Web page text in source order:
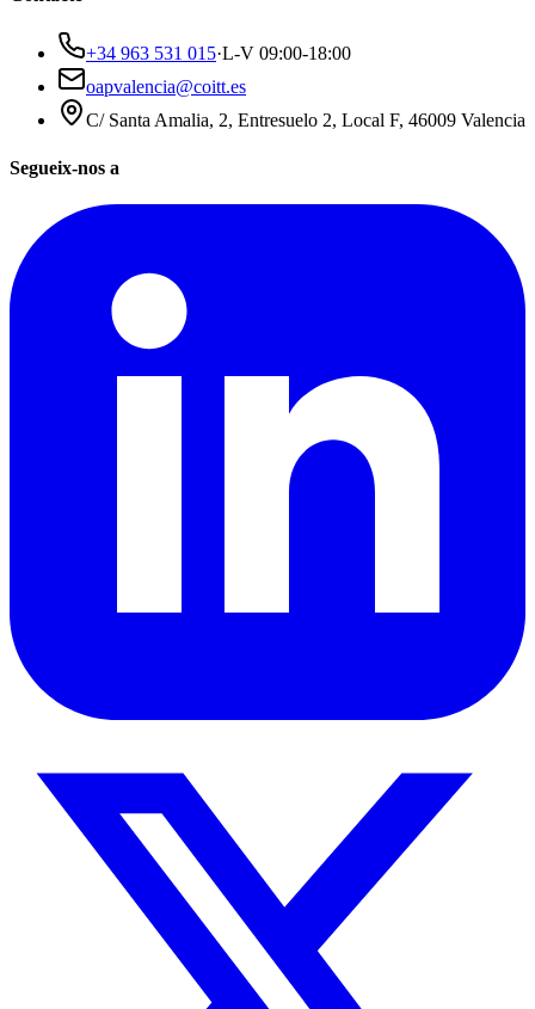
+34 963 531 015·L-V 09:00-18:00
oapvalencia@coitt.es
C/ Santa Amalia, 2, Entresuelo 2, Local F, 46009 Valencia
Segueix-nos a